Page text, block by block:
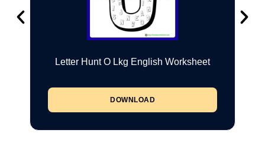
Letter Hunt O Lkg English Worksheet
DOWNLOAD